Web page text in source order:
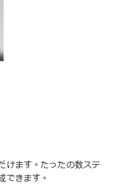
けます。たったの数ステ
できます。